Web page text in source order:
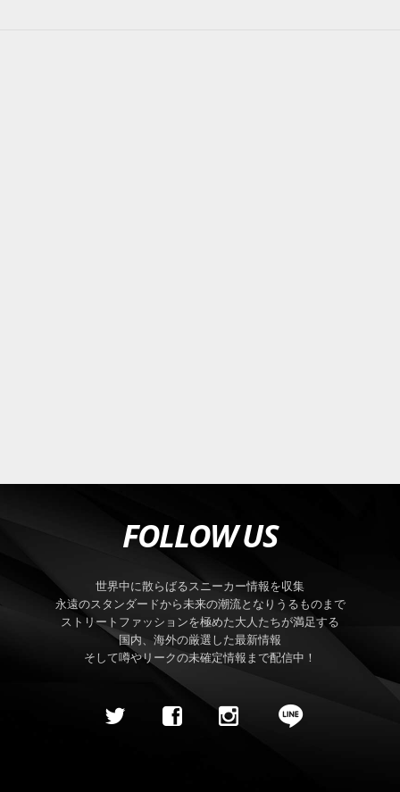
FOLLOW US
世界中に散らばるスニーカー情報を収集
永遠のスタンダードから未来の潮流となりうるものまで
ストリートファッションを極めた大人たちが満足する
国内、海外の厳選した最新情報
そして噂やリークの未確定情報まで配信中！